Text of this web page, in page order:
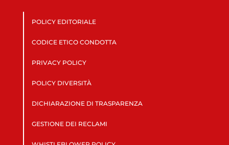
POLICY EDITORIALE
CODICE ETICO CONDOTTA
PRIVACY POLICY
POLICY DIVERSITÀ
DICHIARAZIONE DI TRASPARENZA
GESTIONE DEI RECLAMI